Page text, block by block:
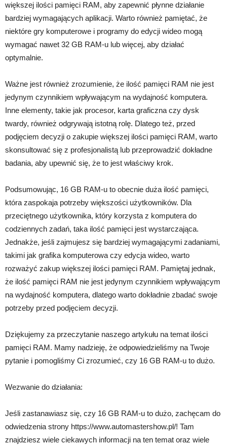
większej ilości pamięci RAM, aby zapewnić płynne działanie
bardziej wymagających aplikacji. Warto również pamiętać, że
niektóre gry komputerowe i programy do edycji wideo mogą
wymagać nawet 32 GB RAM-u lub więcej, aby działać
optymalnie.
Ważne jest również zrozumienie, że ilość pamięci RAM nie jest
jedynym czynnikiem wpływającym na wydajność komputera.
Inne elementy, takie jak procesor, karta graficzna czy dysk
twardy, również odgrywają istotną rolę. Dlatego też, przed
podjęciem decyzji o zakupie większej ilości pamięci RAM, warto
skonsultować się z profesjonalistą lub przeprowadzić dokładne
badania, aby upewnić się, że to jest właściwy krok.
Podsumowując, 16 GB RAM-u to obecnie duża ilość pamięci,
która zaspokaja potrzeby większości użytkowników. Dla
przeciętnego użytkownika, który korzysta z komputera do
codziennych zadań, taka ilość pamięci jest wystarczająca.
Jednakże, jeśli zajmujesz się bardziej wymagającymi zadaniami,
takimi jak grafika komputerowa czy edycja wideo, warto
rozważyć zakup większej ilości pamięci RAM. Pamiętaj jednak,
że ilość pamięci RAM nie jest jedynym czynnikiem wpływającym
na wydajność komputera, dlatego warto dokładnie zbadać swoje
potrzeby przed podjęciem decyzji.
Dziękujemy za przeczytanie naszego artykułu na temat ilości
pamięci RAM. Mamy nadzieję, że odpowiedzieliśmy na Twoje
pytanie i pomogliśmy Ci zrozumieć, czy 16 GB RAM-u to dużo.
Wezwanie do działania:
Jeśli zastanawiasz się, czy 16 GB RAM-u to dużo, zachęcam do
odwiedzenia strony https://www.automastershow.pl/! Tam
znajdziesz wiele ciekawych informacji na ten temat oraz wiele